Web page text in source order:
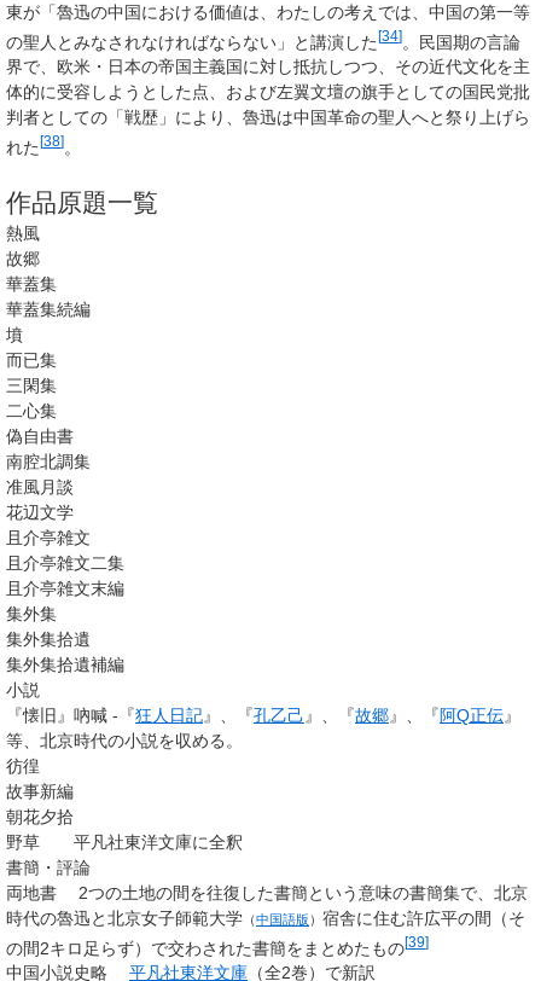
東が「魯迅の中国における価値は、わたしの考えでは、中国の第一等
の聖人とみなされなければならない」と講演した[34]。民国期の言論
界で、欧米・日本の帝国主義国に対し抵抗しつつ、その近代文化を主
体的に受容しようとした点、および左翼文壇の旗手としての国民党批
判者としての「戦歴」により、魯迅は中国革命の聖人へと祭り上げら
れた [38] 。
作品原題一覧
熱風
故郷
華蓋集
華蓋集続編
墳
而已集
三閑集
二心集
偽自由書
南腔北調集
准風月談
花辺文学
且介亭雑文
且介亭雑文二集
且介亭雑文末編
集外集
集外集拾遺
集外集拾遺補編
小説
『懐旧』吶喊 -『狂人日記』、『孔乙己 』、『故郷』、『阿Q正伝』
等、北京時代の小説を収める。
彷徨
故事新編
朝花夕拾
野草 平凡社東洋文庫に全釈
書簡・評論
両地書 2つの土地の間を往復した書簡という意味の書簡集で、北京
時代の魯迅と北京女子師範大学 （中国語版 ） 宿舎に住む許広平の間（そ
の間2キロ足らず）で交わされた書簡をまとめたもの[39]
中国小説史略 平凡社東洋文庫 （全2巻）で新訳